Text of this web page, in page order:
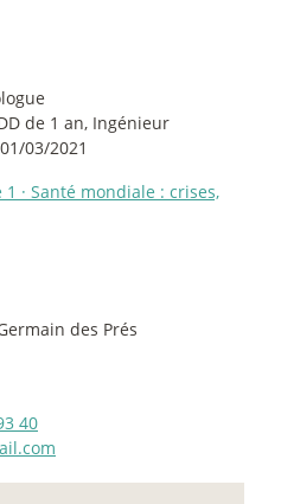
de 1 an, Ingénieur
03/2021
1 · Santé mondiale : crises,
des Prés
40